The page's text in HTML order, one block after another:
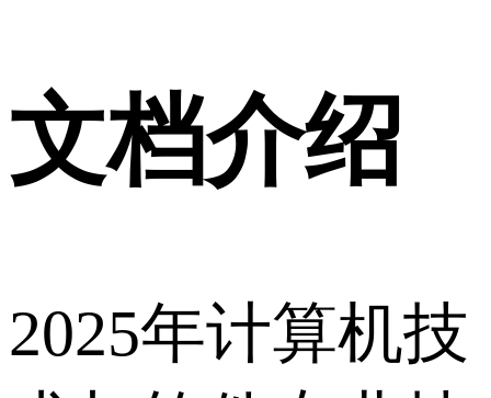
文档介绍
2025年计算机技